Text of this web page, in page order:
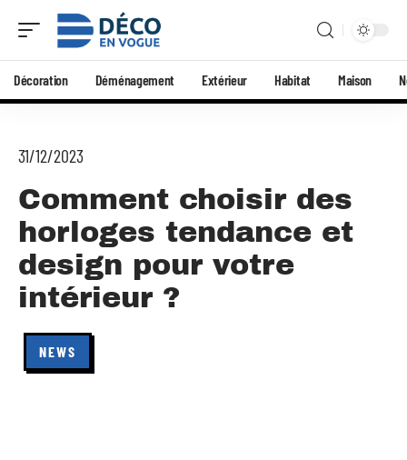
Décoration Déménagement Extérieur Habitat Maison
31/12/2023
Comment choisir des
horloges tendance et
design pour votre
intérieur ?
NEWS